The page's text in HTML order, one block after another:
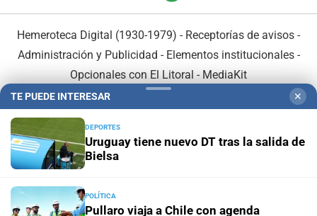
Hemeroteca Digital (1930-1979) - Receptorías de avisos -
Administración y Publicidad - Elementos institucionales-
Opcionales con El Litoral - MediaKit
En Asociación con:
TE PUEDE INTERESAR ✕
DEPORTES
Uruguay tiene nuevo DT tras la salida de
Bielsa
POLÍTICA
Pullaro viaja a Chile con agenda